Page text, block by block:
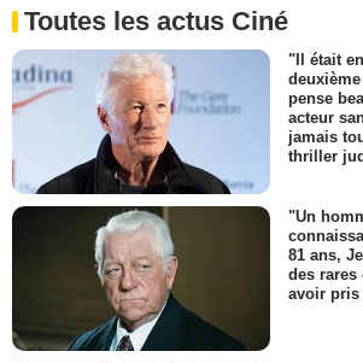
Toutes les actus Ciné
"Il était
pense
acteur
jamais
thriller
"Un
81 ans,
des rares
avoir pris